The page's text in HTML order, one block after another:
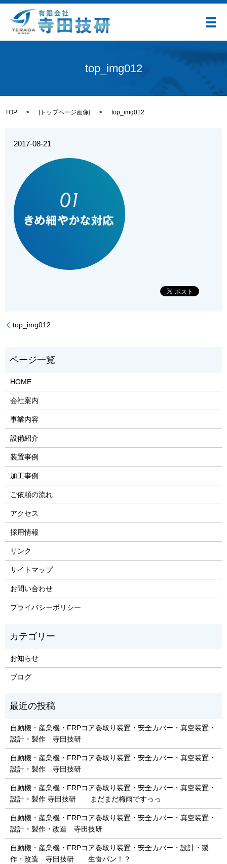
メ
top_img012
TOP [トップページ画像] top_img012
2017-08-21
top_img012
HOME
会社案内
事業内容
設備紹介
装置事例
加工事例
ご依頼の流れ
アクセス
採用情報
リンク
サイトマップ
お問い合わせ
プライバシーポリシー
お知らせ
ブログ
自動機・産業機・FRPコア巻取り装置・安全カバー・真空装置・
設計・製作 寺田技研
自動機・産業機・FRPコア巻取り装置・安全カバー・真空装置・
設計・製作 寺田技研
自動機・産業機・FRPコア巻取り装置・安全カバー・真空装置・
設計・製作 寺田技研 まだまだ梅雨ですっっ
自動機・産業機・FRPコア巻取り装置・安全カバー・真空装置・
設計・製作・改造 寺田技研
自動機・産業機・FRPコア巻取り装置・安全カバー・設計・製
作・改造 寺田技研 生食パン！？